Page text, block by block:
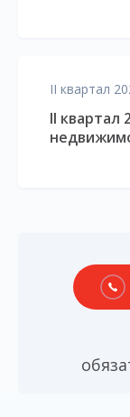
II квартал
II